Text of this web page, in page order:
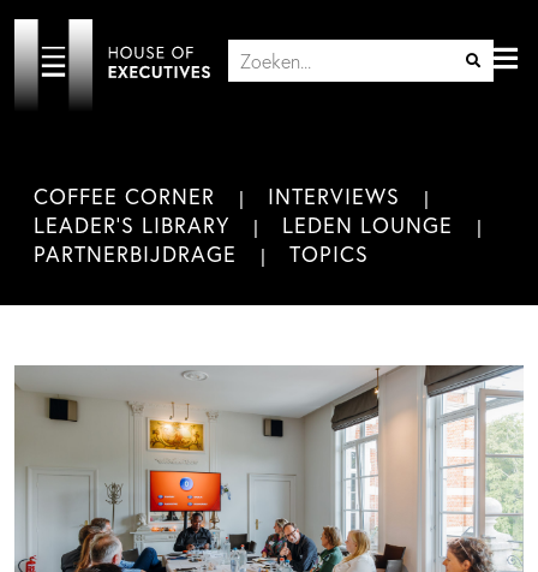
COFFEE CORNER
INTERVIEWS
LEADER'S LIBRARY
LEDEN LOUNGE
PARTNERBIJDRAGE
TOPICS